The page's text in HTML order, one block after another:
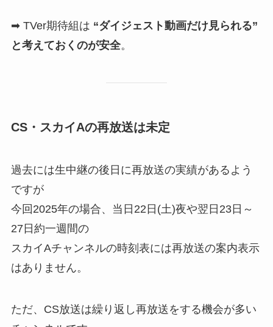
➡ TVer期待組は “ダイジェスト動画だけ見られる”
と考えておくのが安全。
CS・スカイAの再放送は未定
過去には生中継の後日に再放送の実績があるよう
ですが
今回2025年の場合、当日22日(土)夜や翌日23日～
27日約一週間の
スカイAチャンネルの時刻表には再放送の案内表示
はありません。
ただ、CS放送は繰り返し再放送をする機会が多い